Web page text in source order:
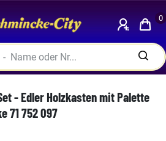
0
- Edler Holzkasten mit Palette
71 752 097